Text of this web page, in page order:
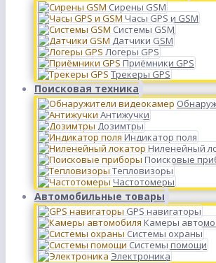
Сирены GSM
Часы GPS и GSM
Системы GSM
Датчики GSM
Логеры GPS
Приёмники GPS
Трекеры GPS
Поисковая техника
Антижучки
Дозимтры
Индикатор поля
Ниленейный
Поисковые
Тепловизоры
Частотомеры
Автомобильные товары
GPS навигаторы
Камеры
Системы охраны
Системы помощи
Электроника